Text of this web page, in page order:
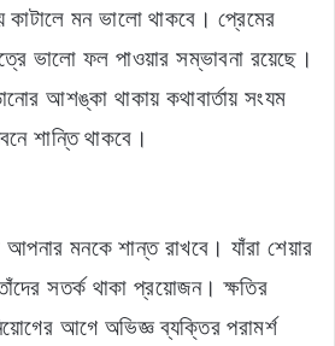
কাটালে মন ভালো থাকবে। প্রেমের
ভালো ফল পাওয়ার সম্ভাবনা রয়েছে।
আশঙ্কা থাকায় কথাবার্তায় সংযম
শান্তি থাকবে।
মনকে শান্ত রাখবে। যাঁরা শেয়ার
সতর্ক থাকা প্রয়োজন। ক্ষতির
আগে অভিজ্ঞ ব্যক্তির পরামর্শ